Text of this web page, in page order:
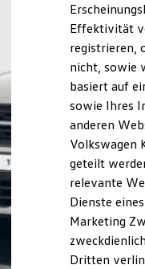
Batterie
Kosten und
E-Auto-
Software
Die ID.
ID.
Digitale
Hybridautos
Marke und Erlebnis
Volkswagen
Effektivität
registrieren,
nicht, sowie
basiert auf
sowie Ihres
anderen
Volkswagen
geteilt
relevante
Dienste
Marketing
Dritten